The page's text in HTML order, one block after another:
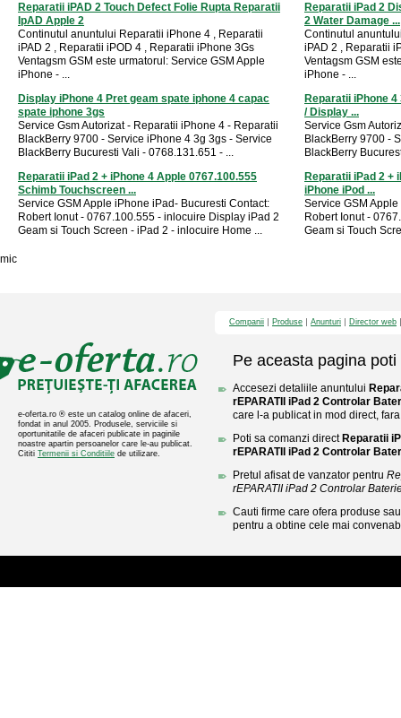
Reparatii iPAD 2 Touch Defect Folie Rupta Reparatii
IpAD Apple 2
Continutul anuntului Reparatii iPhone 4 , Reparatii
iPAD 2 , Reparatii iPOD 4 , Reparatii iPhone 3Gs
Ventagsm GSM este urmatorul: Service GSM Apple
iPhone - ...
Reparatii iPad 2
2 Water Damage ...
Continutul
iPAD 2 , Reparatii
Ventagsm GSM
iPhone - ...
Display iPhone 4 Pret geam spate iphone 4 capac
spate iphone 3gs
Service Gsm Autorizat - Reparatii iPhone 4 - Reparatii
BlackBerry 9700 - Service iPhone 4 3g 3gs - Service
BlackBerry Bucuresti Vali - 0768.131.651 - ...
Reparatii iPhone 4
/ Display ...
Service Gsm
BlackBerry 9700 -
BlackBerry
Reparatii iPad 2 + iPhone 4 Apple 0767.100.555
Schimb Touchscreen ...
Service GSM Apple iPhone iPad- Bucuresti Contact:
Robert Ionut - 0767.100.555 - inlocuire Display iPad 2
Geam si Touch Screen - iPad 2 - inlocuire Home ...
Reparatii iPad 2 +
iPhone iPod ...
Service GSM
Robert Ionut -
Geam si Touch
mic
e-oferta.ro ® este un catalog online de afaceri,
fondat in anul 2005. Produsele, serviciile si
oportunitatile de afaceri publicate in paginile
noastre apartin persoanelor care le-au publicat.
Cititi Termenii si Conditiile de utilizare.
Companii Produse Anunturi Director web
Pe aceasta pagina poti
Accesezi detaliile anuntului
rEPARATII iPad 2 Controlar
care l-a publicat in mod direct,
Poti sa comanzi direct Reparatii
rEPARATII iPad 2 Controlar
Pretul afisat de vanzator pentru
rEPARATII iPad 2 Controlar
Cauti firme care ofera produse
pentru a obtine cele mai